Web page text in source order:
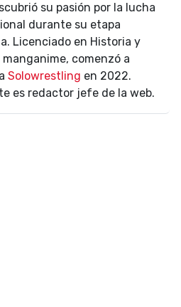
su pasión por la lucha
durante su etapa
Licenciado en Historia y
comenzó a
Solowrestling en 2022.
es redactor jefe de la web.